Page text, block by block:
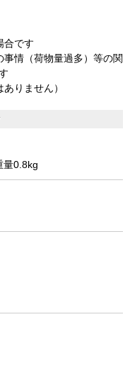
合です
情（荷物量過多）等の関
りません）
量0.8kg